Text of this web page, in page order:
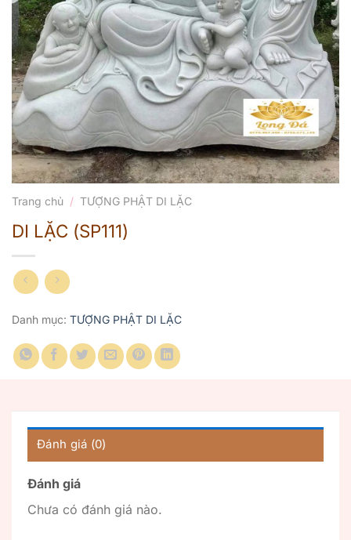
Trang chủ / TƯỢNG PHẬT DI LẶC
DI LẶC (SP111)
Danh mục: TƯỢNG PHẬT DI LẶC
Đánh giá (0)
Đánh giá
Chưa có đánh giá nào.